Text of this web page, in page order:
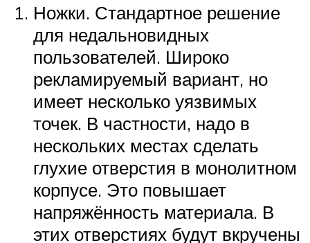
Ножки. Стандартное решение
для недальновидных
пользователей. Широко
рекламируемый вариант, но
имеет несколько уязвимых
точек. В частности, надо в
нескольких местах сделать
глухие отверстия в монолитном
корпусе. Это повышает
напряжённость материала. В
этих отверстиях будут вкручены